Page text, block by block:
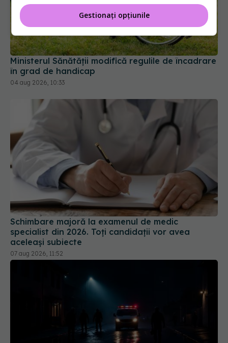
Ministerul Sănătății modifică regulile de încadrare
în grad de handicap
04 aug 2026, 10:33
Schimbare majoră la examenul de medic
specialist din 2026. Toți candidații vor avea
aceleași subiecte
07 aug 2026, 11:52
Gestionați opțiunile